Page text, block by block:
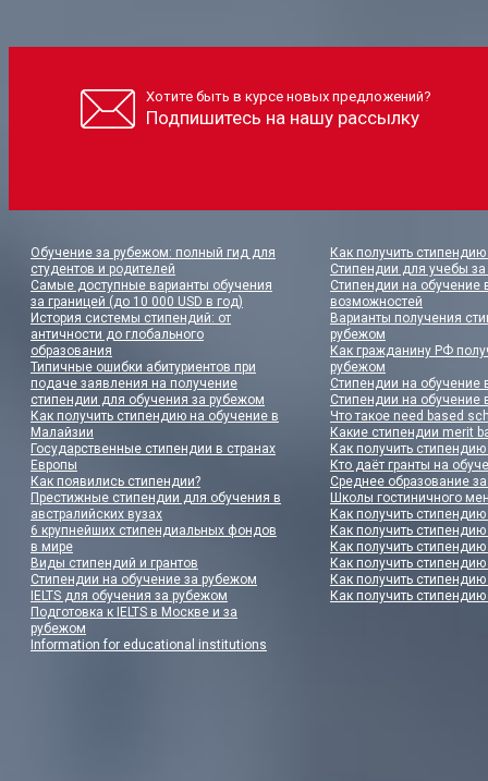
Хотите быть в курсе новых предложений?
Подпишитесь на нашу рассылку
Обучение за рубежом: полный гид для
студентов и родителей
Самые доступные варианты обучения
за границей (до 10 000 USD в год)
История системы стипендий: от
античности до глобального
образования
Типичные ошибки абитуриентов при
подаче заявления на получение
стипендии для обучения за рубежом
Как получить стипендию на обучение в
Малайзии
Государственные стипендии в странах
Европы
Как появились стипендии?
Престижные стипендии для обучения в
австралийских вузах
6 крупнейших стипендиальных фондов
в мире
Виды стипендий и грантов
Стипендии на обучение за рубежом
IELTS для обучения за рубежом
Подготовка к IELTS в Москве и за
рубежом
Information for educational institutions
Как получить
Стипендии для учебы
Стипендии на обучение
возможностей
Варианты получения
рубежом
Как гражданину РФ
рубежом
Стипендии на обучение
Стипендии на обучение
Что такое need based
Какие стипендии merit
Как получить
Кто даёт гранты на
Среднее образование
Школы гостиничного
Как получить
Как получить
Как получить
Как получить
Как получить
Как получить